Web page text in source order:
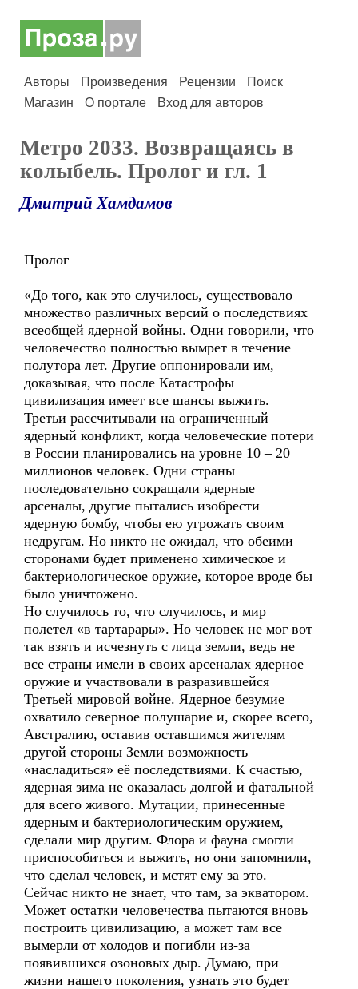
Авторы Произведения Рецензии
Поиск
Магазин
О портале Вход для авторов
Метро 2033. Возвращаясь в
колыбель. Пролог и гл. 1
Дмитрий Хамдамов
Пролог
«До того, как это случилось, существовало
множество различных версий о последствиях
всеобщей ядерной войны. Одни говорили, что
человечество полностью вымрет в течение
полутора лет. Другие оппонировали им,
доказывая, что после Катастрофы
цивилизация имеет все шансы выжить.
Третьи рассчитывали на ограниченный
ядерный конфликт, когда человеческие потери
в России планировались на уровне 10 – 20
миллионов человек. Одни страны
последовательно сокращали ядерные
арсеналы, другие пытались изобрести
ядерную бомбу, чтобы ею угрожать своим
недругам. Но никто не ожидал, что обеими
сторонами будет применено химическое и
бактериологическое оружие, которое вроде бы
было уничтожено.
Но случилось то, что случилось, и мир
полетел «в тартарары». Но человек не мог вот
так взять и исчезнуть с лица земли, ведь не
все страны имели в своих арсеналах ядерное
оружие и участвовали в разразившейся
Третьей мировой войне. Ядерное безумие
охватило северное полушарие и, скорее всего,
Австралию, оставив оставшимся жителям
другой стороны Земли возможность
«насладиться» её последствиями. К счастью,
ядерная зима не оказалась долгой и фатальной
для всего живого. Мутации, принесенные
ядерным и бактериологическим оружием,
сделали мир другим. Флора и фауна смогли
приспособиться и выжить, но они запомнили,
что сделал человек, и мстят ему за это.
Сейчас никто не знает, что там, за экватором.
Может остатки человечества пытаются вновь
построить цивилизацию, а может там все
вымерли от холодов и погибли из-за
появившихся озоновых дыр. Думаю, при
жизни нашего поколения, узнать это будет